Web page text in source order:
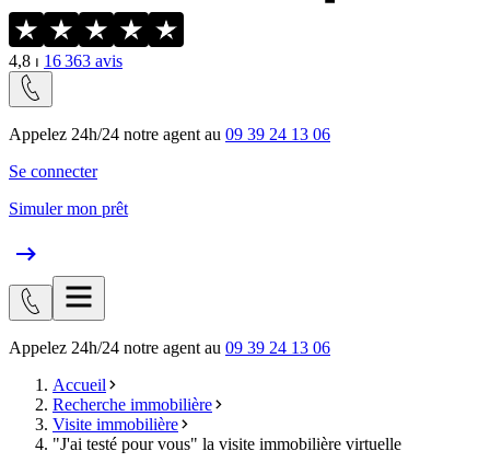
4,8 ⏐ 16 363 avis
Appelez 24h/24 notre agent au 09 39 24 13 06
Se connecter
Simuler mon prêt
Appelez 24h/24 notre agent au 09 39 24 13 06
Accueil
Recherche immobilière
Visite immobilière
"J'ai testé pour vous" la visite immobilière virtuelle